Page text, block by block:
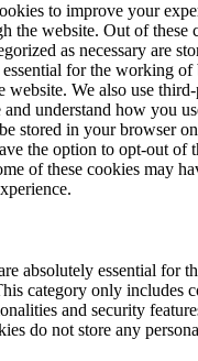
to improve your
the website. Out of these
as necessary are
for the working of
website. We also use
and understand how you
stored in your browser
the option to opt-out of
of these cookies may
absolutely essential for
category only includes
and security
do not store any